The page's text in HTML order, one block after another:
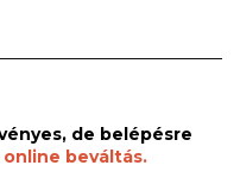
de belépésre
beváltás.